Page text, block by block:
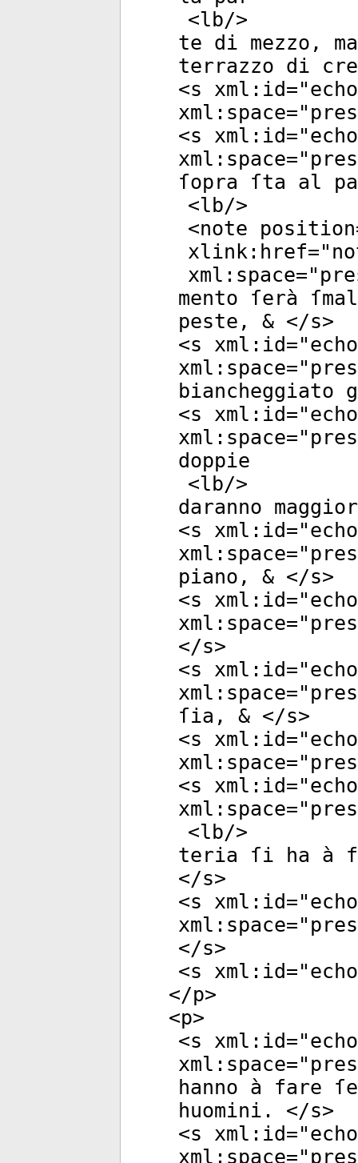
<lb/>
te di mezzo,
terrazzo di
<s xml:id="
xml:space="
<s xml:id="
xml:space="
ſopra ſta al
<lb/>
<note position
xlink:href="
xml:space="
mento ſerà
peste, & </s>
<s xml:id="
xml:space="
biancheggiato
<s xml:id="
xml:space="
doppie
<lb/>
daranno
<s xml:id="
xml:space="
piano, & </s>
<s xml:id="
xml:space="
</s>
<s xml:id="
xml:space="
ſia, & </s>
<s xml:id="
xml:space="
<s xml:id="
xml:space="
<lb/>
teria ſi ha à
</s>
<s xml:id="
xml:space="
</s>
<s xml:id="
</p>
<p>
<s xml:id="
xml:space="
hanno à fare
huomini. </s>
<s xml:id="
xml:space="